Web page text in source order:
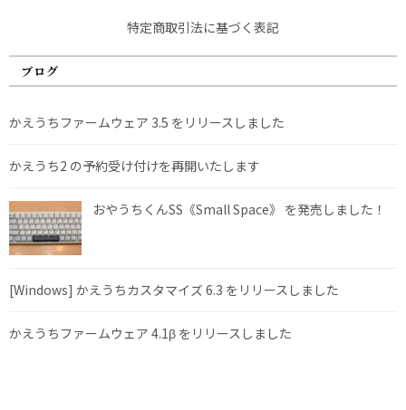
特定商取引法に基づく表記
ブログ
かえうちファームウェア 3.5 をリリースしました
かえうち2 の予約受け付けを再開いたします
おやうちくんSS《Small Space》 を発売しました！
[Windows] かえうちカスタマイズ 6.3 をリリースしました
かえうちファームウェア 4.1β をリリースしました